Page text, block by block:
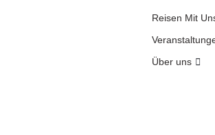
Reisen Mit
Über uns